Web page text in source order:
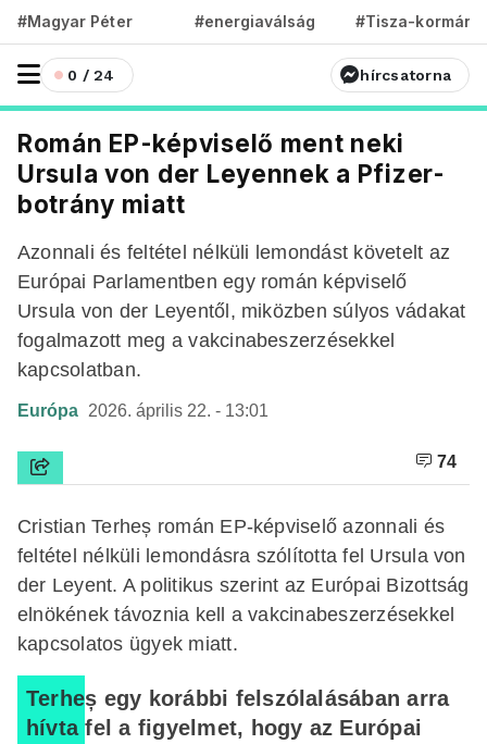
#Magyar Péter #energiaválság #Tisza-kormány
0 / 24 hírcsatorna
Román EP-képviselő ment neki
Ursula von der Leyennek a Pfizer-
botrány miatt
Azonnali és feltétel nélküli lemondást követelt az
Európai Parlamentben egy román képviselő
Ursula von der Leyentől, miközben súlyos vádakat
fogalmazott meg a vakcinabeszerzésekkel
kapcsolatban.
Európa 2026. április 22. - 13:01
74
Cristian Terheș román EP-képviselő azonnali és
feltétel nélküli lemondásra szólította fel Ursula von
der Leyent. A politikus szerint az Európai Bizottság
elnökének távoznia kell a vakcinabeszerzésekkel
kapcsolatos ügyek miatt.
Terheș egy korábbi felszólalásában arra
hívta fel a figyelmet, hogy az Európai